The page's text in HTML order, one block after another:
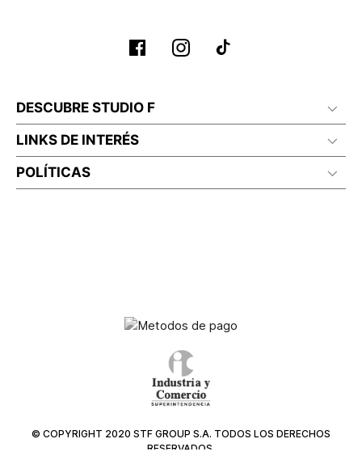
DESCUBRE STUDIO F
LINKS DE INTERÉS
POLÍTICAS
© COPYRIGHT 2020 STF GROUP S.A. TODOS LOS DERECHOS
RESERVADOS.